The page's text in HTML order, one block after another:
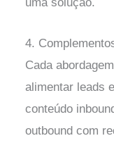
4.
Cada
alimentar leads
conteúdo
outbound com